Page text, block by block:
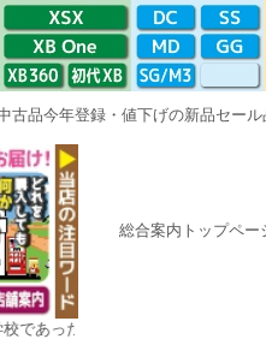
古品今年登録・値下げの新品セール
総合案内トップペー
怖い話と晦󠄀つきこもり ルート